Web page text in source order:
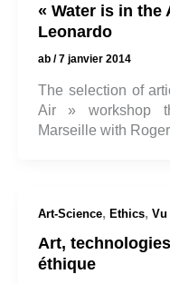
« Water is in the
Leonardo
ab /7 janvier 2014
The selection of
Air » workshop
Marseille with Roger
Art-Science, Ethics, Vu
Art,
éthique